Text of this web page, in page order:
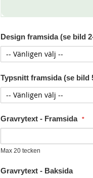
Design framsida (se bild
Typsnitt framsida (se bild
Gravrytext - Framsida
Max 20 tecken
Gravrytext - Baksida